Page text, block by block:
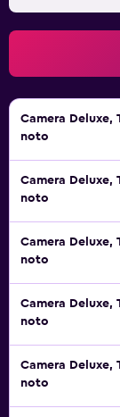
ricreative
nelle vicinanze.
Camera
noto
Camera
noto
Camera
noto
Camera
noto
Camera
noto